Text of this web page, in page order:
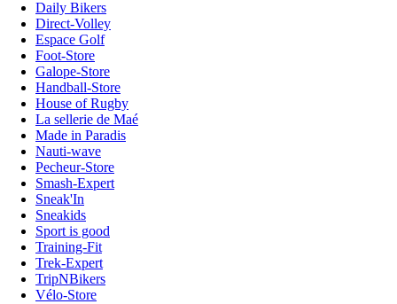
Daily Bikers
Direct-Volley
Espace Golf
Foot-Store
Galope-Store
Handball-Store
House of Rugby
La sellerie de Maé
Made in Paradis
Nauti-wave
Pecheur-Store
Smash-Expert
Sneak'In
Sneakids
Sport is good
Training-Fit
Trek-Expert
TripNBikers
Vélo-Store